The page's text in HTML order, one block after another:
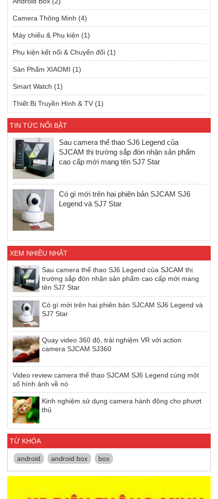
Camera Thông Minh (4)
Máy chiếu & Phụ kiện (1)
Phụ kiện kết nối & Chuyển đổi (1)
Sản Phẩm XIAOMI (1)
Smart Watch (1)
Thiết Bị Truyền Hình & TV (1)
TIN TỨC NỔI BẬT
Sau camera thể thao SJ6 Legend của
SJCAM thị trường sắp đón nhận sản phẩm
cao cấp mới mang tên SJ7 Star
Có gì mới trên hai phiên bản SJCAM SJ6
Legend và SJ7 Star
XEM NHIỀU NHẤT
Sau camera thể thao SJ6 Legend của SJCAM thị
trường sắp đón nhận sản phẩm cao cấp mới mang
tên SJ7 Star
Có gì mới trên hai phiên bản SJCAM SJ6 Legend và
SJ7 Star
Quay video 360 độ, trải nghiệm VR với action
camera SJCAM SJ360
Video review camera thể thao SJCAM SJ6 Legend cùng một
số hình ảnh về nó
Kinh nghiệm sử dụng camera hành động cho phượt
thủ
TỪ KHÓA
android android box box